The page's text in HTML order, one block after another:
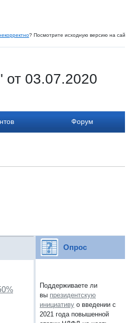
? Посмотрите исходную версию на
от 03.07.2020
Форум
Опрос
Поддерживаете ли
вы президентскую
инициативу о введении с
2021 года повышенной